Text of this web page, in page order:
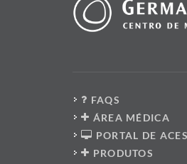
FAQS
ÁREA MÉDICA
PORTAL DE
PRODUTOS